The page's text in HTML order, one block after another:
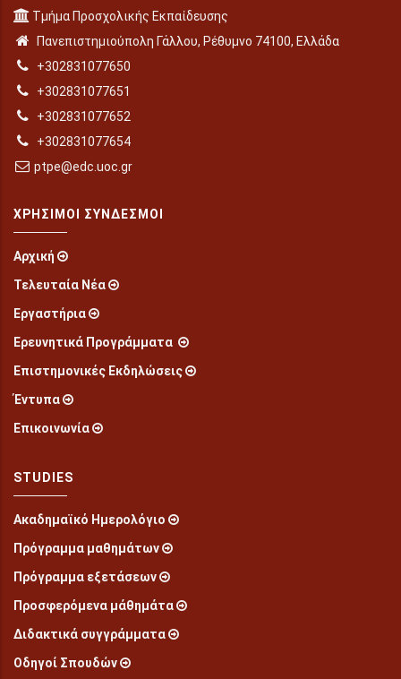
Τμήμα Προσχολικής Εκπαίδευσης
Πανεπιστημιούπολη Γάλλου, Ρέθυμνο 74100, Ελλάδα
+302831077650
+302831077651
+302831077652
+302831077654
ptpe@edc.uoc.gr
ΧΡΉΣΙΜΟΙ ΣΎΝΔΕΣΜΟΙ
Αρχική
Τελευταία Νέα
Εργαστήρια
Ερευνητικά Προγράμματα
Επιστημονικές Εκδηλώσεις
Έντυπα
Επικοινωνία
STUDIES
Ακαδημαϊκό Ημερολόγιο
Πρόγραμμα μαθημάτων
Πρόγραμμα εξετάσεων
Προσφερόμενα μάθημάτα
Διδακτικά συγγράμματα
Οδηγοί Σπουδών